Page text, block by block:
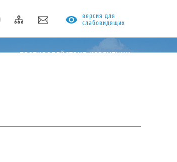
версия для
слабовидящих
ПРОТИВОДЕЙСТВИЕ КОРРУПЦИИ